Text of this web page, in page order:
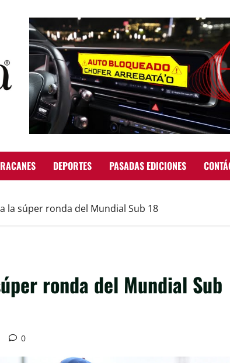
DEPORTES PASADAS EDICIONES
la súper ronda del Mundial Sub 18
ronda del Mundial Sub
0